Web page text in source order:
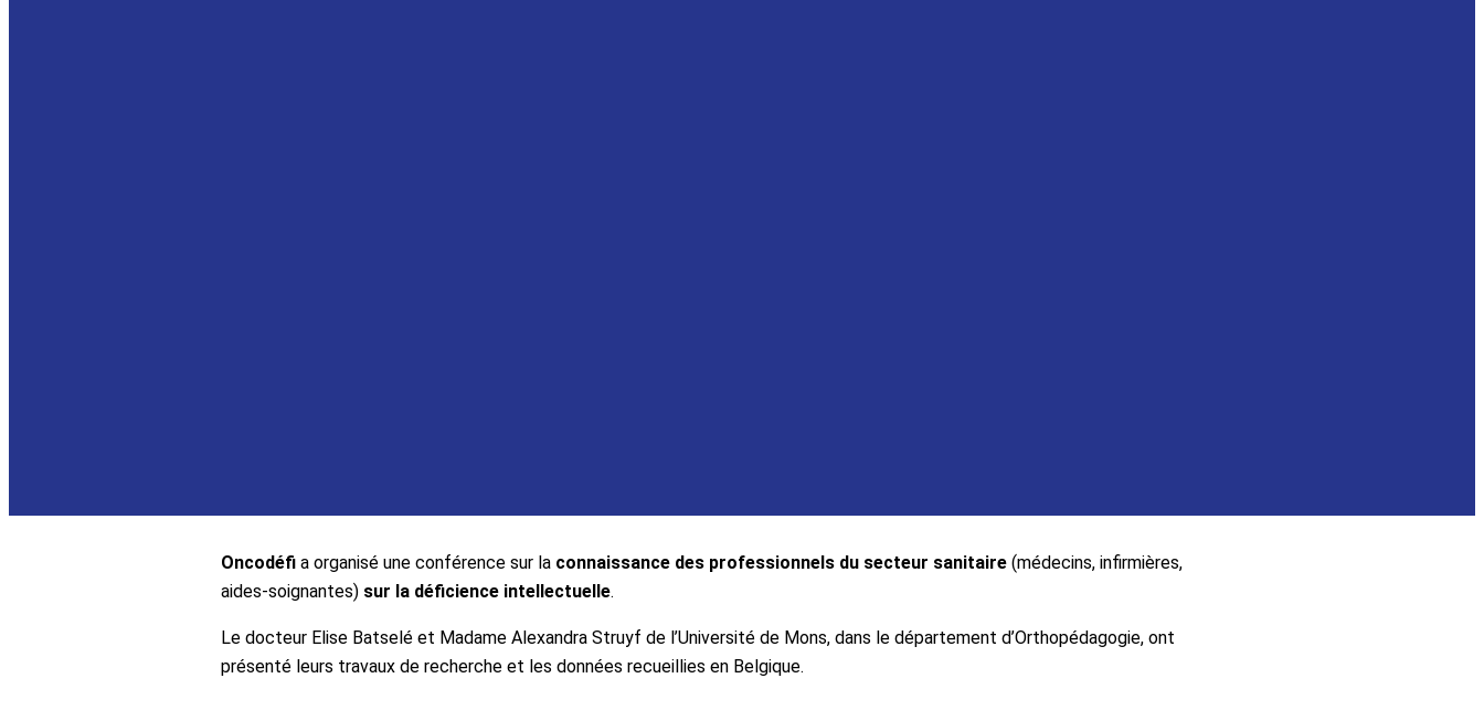
Oncodéfi a organisé une conférence sur la connaissance des professionnels du secteur sanitaire (médecins, infirmières,
aides-soignantes) sur la déficience intellectuelle.
Le docteur Elise Batselé et Madame Alexandra Struyf de l’Université de Mons, dans le département d’Orthopédagogie, ont
présenté leurs travaux de recherche et les données recueillies en Belgique.